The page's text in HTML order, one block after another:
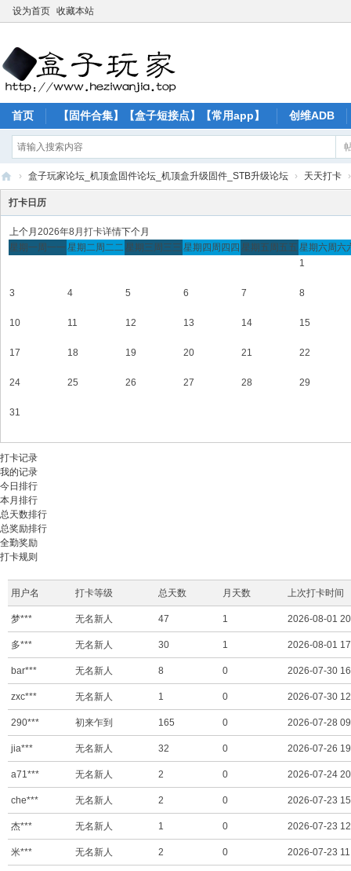
设为首页 收藏本站
首页 【固件合集】【盒子短接点】【常用app】 创维ADB
盒
玩
论
机
顶
论
坛
_
机
顶
升
级
件
升
级
论
坛
› 盒子玩家论坛_机顶盒固件论坛_机顶盒升级固件_STB升级论坛 › 天天打卡 ›
打卡日历
上个月 2026年8月打卡详情下个月
星期一 周一一 星期二周二二星期三 周三三 星期四 周四 四 星期五 周五五 星期六周六
1
3 4 5 6 7 8
10 11 12 13 14 15
17 18 19 20 21 22
24 25 26 27 28 29
31
打卡记录
我的记录
今日排行
本月排行
总天数排行
总奖励排行
全勤奖励
打卡规则
用户名 打卡等级 总天数 月天数 上次打卡时间
梦*** 无名新人 47 1 2026-08-01
多*** 无名新人 30 1 2026-08-01
bar*** 无名新人 8 0 2026-07-30
zxc*** 无名新人 1 0 2026-07-30
290*** 初来乍到 165 0 2026-07-28
jia*** 无名新人 32 0 2026-07-26
a71*** 无名新人 2 0 2026-07-24
che*** 无名新人 2 0 2026-07-23
杰*** 无名新人 1 0 2026-07-23
米*** 无名新人 2 0 2026-07-23